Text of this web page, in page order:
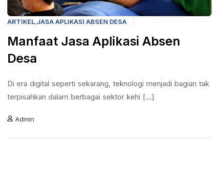
ARTIKEL,JASA APLIKASI ABSEN DESA
Manfaat Jasa Aplikasi Absen
Desa
Di era digital seperti sekarang, teknologi menjadi bagian tak
terpisahkan dalam berbagai sektor kehi [...]
Admin